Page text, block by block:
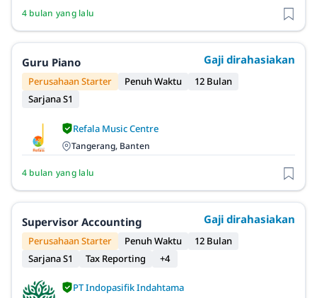
4 bulan yang lalu
Guru Piano Gaji dirahasiakan
Perusahaan Starter Penuh Waktu
12 Bulan
Sarjana S1
Refala Music Centre
Tangerang, Banten
4 bulan yang lalu
Supervisor Accounting Gaji dirahasiakan
Perusahaan Starter Penuh Waktu
12 Bulan
Sarjana S1
Tax Reporting +4
PT Indopasifik Indahtama